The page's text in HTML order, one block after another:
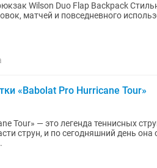
Flap Backpack Стильный, удобный и вместительный
матчей и повседневного
«Babolat Pro Hurricane Tour»
Tour» — это легенда теннисных
струн, и по сегодняшний день